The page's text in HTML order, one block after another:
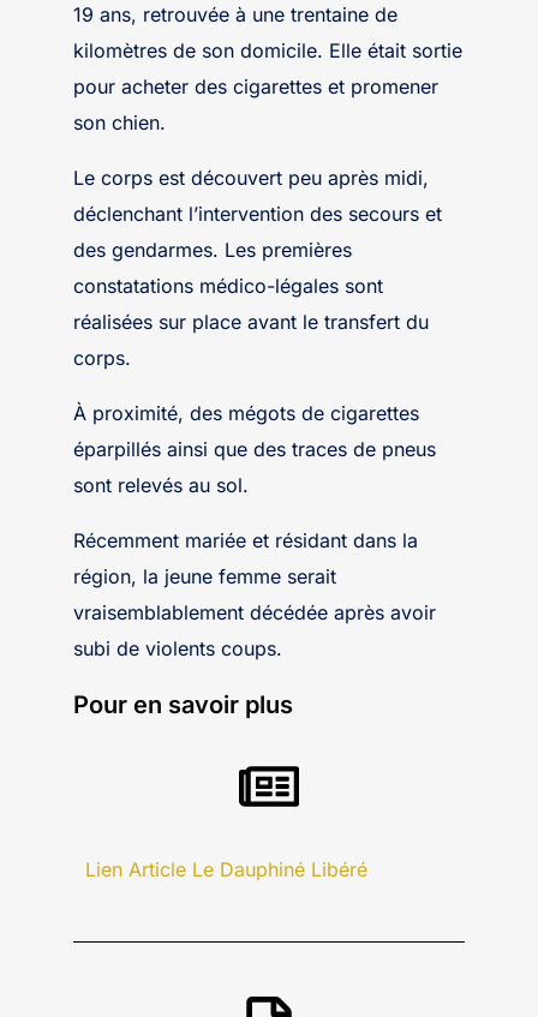
19 ans, retrouvée à une trentaine de
kilomètres de son domicile. Elle était sortie
pour acheter des cigarettes et promener
son chien.
Le corps est découvert peu après midi,
déclenchant l’intervention des secours et
des gendarmes. Les premières
constatations médico-légales sont
réalisées sur place avant le transfert du
corps.
À proximité, des mégots de cigarettes
éparpillés ainsi que des traces de pneus
sont relevés au sol.
Récemment mariée et résidant dans la
région, la jeune femme serait
vraisemblablement décédée après avoir
subi de violents coups.
Pour en savoir plus
Lien Article Le Dauphiné Libéré